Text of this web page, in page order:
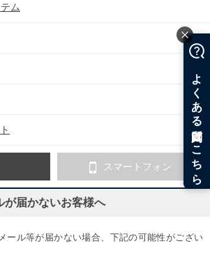
ム
スマートフォン
届かないお客様へ
ール等が届かない場合、下記の可能性がござい